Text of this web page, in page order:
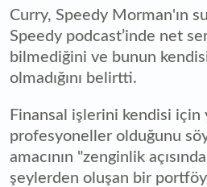
Curry, Speedy Morman'ın
Speedy podcast’inde net
bilmediğini ve bunun
olmadığını belirtti.
Finansal işlerini kendisi için
profesyoneller olduğunu
amacının "zenginlik
şeylerden oluşan bir